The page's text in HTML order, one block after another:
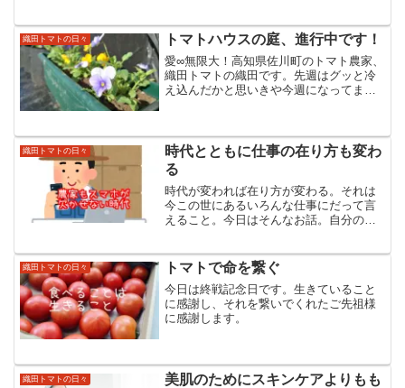
織田トマトの日々 トマトハウスの庭、進行中です！
愛∞無限大！高知県佐川町のトマト農家、
織田トマトの織田です。先週はグッと冷
え込んだかと思いきや今週になってまた
にしては陽射しも強いし、トマトハウス
の中ではまだまだ半袖で...
織田トマトの日々
時代とともに仕事の在り方も変わ
る
時代が変われば在り方が変わる。それは
今この世にあるいろんな仕事にだって言
えること。今日はそんなお話。自分の人
る真っ赤な太陽のようなトマトを通して
細胞が喜び命が輝く大空と...
織田トマトの日々 トマトで命を繋ぐ
今日は終戦記念日です。生きていること
に感謝し、それを繋いでくれたご先祖様
に感謝します。
織田トマトの日々
美肌のためにスキンケアよりもも